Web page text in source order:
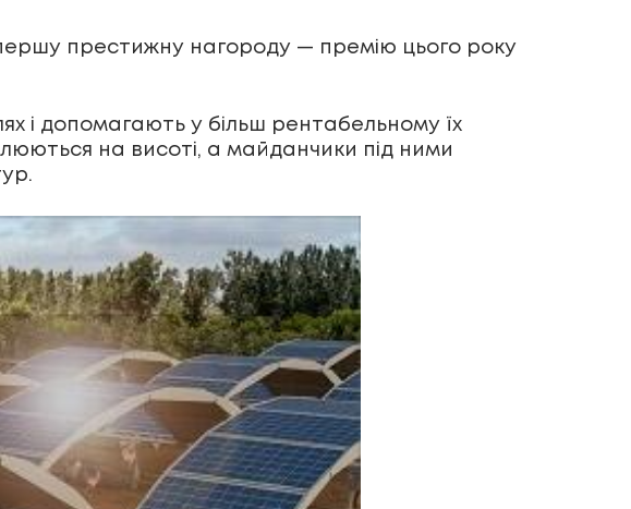
престижну нагороду — премію цього року
і допомагають у більш рентабельному їх
на висоті, а майданчики під ними